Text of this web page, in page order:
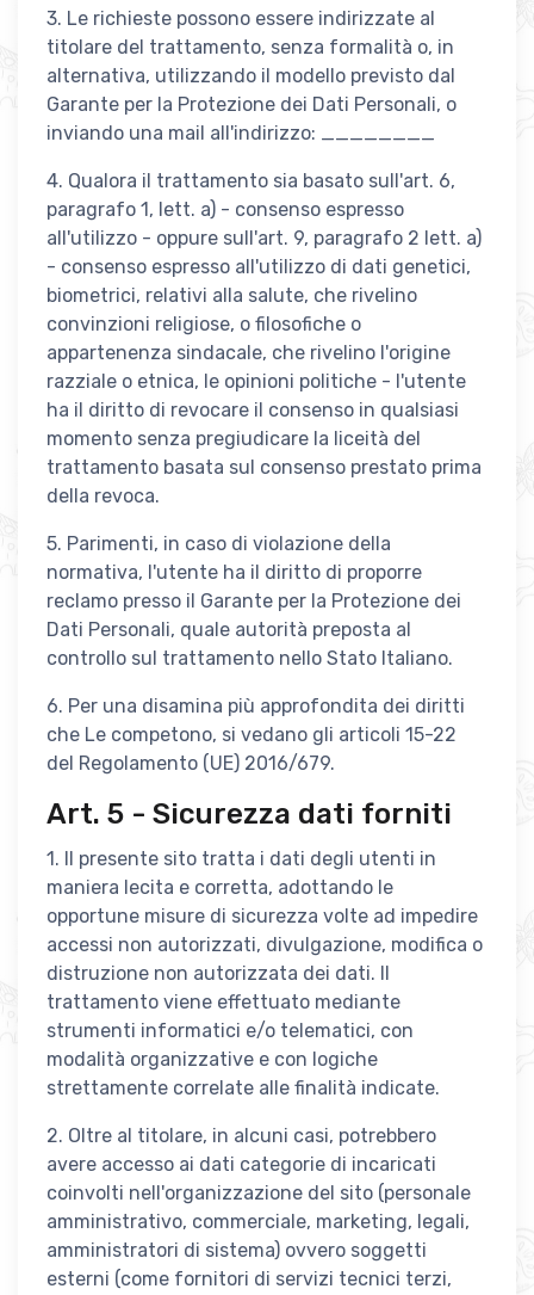
3. Le richieste possono essere indirizzate al
titolare del trattamento, senza formalità o, in
alternativa, utilizzando il modello previsto dal
Garante per la Protezione dei Dati Personali, o
inviando una mail all'indirizzo: ________
4. Qualora il trattamento sia basato sull'art. 6,
paragrafo 1, lett. a) - consenso espresso
all'utilizzo - oppure sull'art. 9, paragrafo 2 lett. a)
- consenso espresso all'utilizzo di dati genetici,
biometrici, relativi alla salute, che rivelino
convinzioni religiose, o filosofiche o
appartenenza sindacale, che rivelino l'origine
razziale o etnica, le opinioni politiche - l'utente
ha il diritto di revocare il consenso in qualsiasi
momento senza pregiudicare la liceità del
trattamento basata sul consenso prestato prima
della revoca.
5. Parimenti, in caso di violazione della
normativa, l'utente ha il diritto di proporre
reclamo presso il Garante per la Protezione dei
Dati Personali, quale autorità preposta al
controllo sul trattamento nello Stato Italiano.
6. Per una disamina più approfondita dei diritti
che Le competono, si vedano gli articoli 15-22
del Regolamento (UE) 2016/679.
Art. 5 - Sicurezza dati forniti
1. Il presente sito tratta i dati degli utenti in
maniera lecita e corretta, adottando le
opportune misure di sicurezza volte ad impedire
accessi non autorizzati, divulgazione, modifica o
distruzione non autorizzata dei dati. Il
trattamento viene effettuato mediante
strumenti informatici e/o telematici, con
modalità organizzative e con logiche
strettamente correlate alle finalità indicate.
2. Oltre al titolare, in alcuni casi, potrebbero
avere accesso ai dati categorie di incaricati
coinvolti nell'organizzazione del sito (personale
amministrativo, commerciale, marketing, legali,
amministratori di sistema) ovvero soggetti
esterni (come fornitori di servizi tecnici terzi,